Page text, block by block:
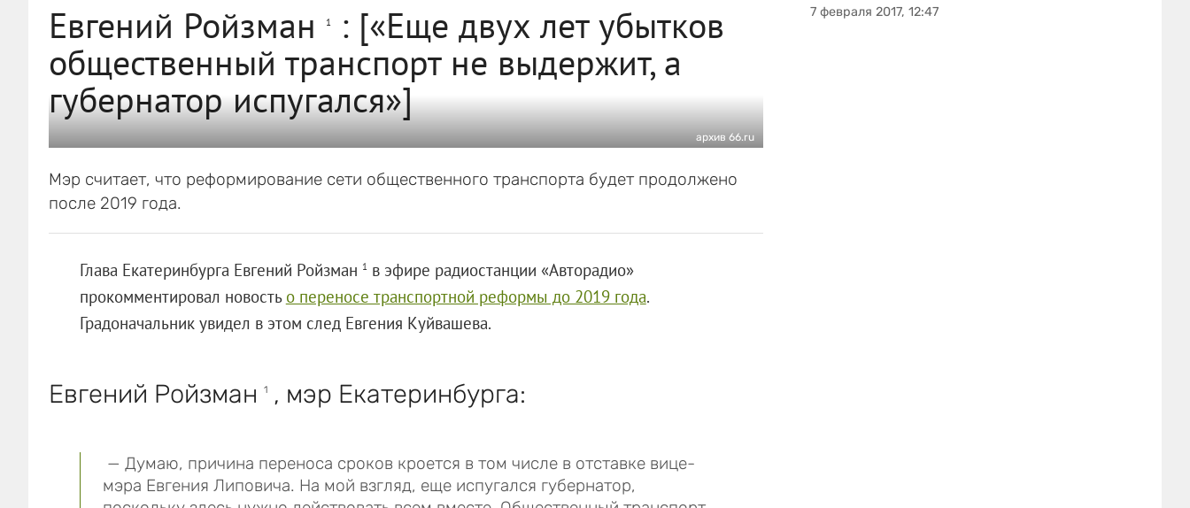
Евгений Ройзман 1
: [«Еще двух лет убытков
общественный транспорт не выдержит, а
губернатор испугался»]
архив 66.ru
Мэр считает, что реформирование сети общественного транспорта будет продолжено
после 2019 года.
Глава Екатеринбурга Евгений Ройзман 1 в эфире радиостанции «Авторадио»
прокомментировал новость о переносе транспортной реформы до 2019 года.
Градоначальник увидел в этом след Евгения Куйвашева.
Евгений Ройзман 1, мэр Екатеринбурга:
— Думаю, причина переноса сроков кроется в том числе в отставке вице-
мэра Евгения Липовича. На мой взгляд, еще испугался губернатор,
7 февраля 2017, 12:47